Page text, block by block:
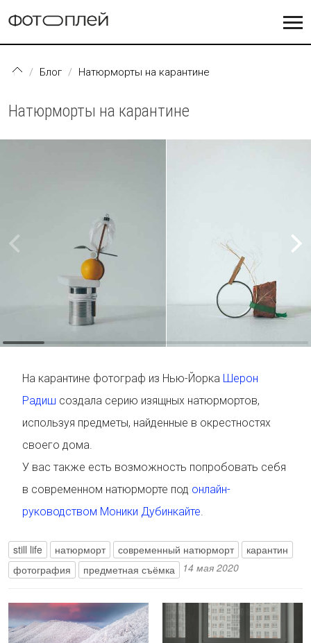
Блог Натюрморты на карантине
Натюрморты на карантине
На карантине фотограф из Нью-Йорка Шерон
Радиш создала серию изящных натюрмортов,
используя предметы, найденные в окрестностях
своего дома.
У вас также есть возможность попробовать себя
в современном натюрморте под онлайн-
руководством Моники Дубинкайте
still life натюрморт современный натюрморт
карантин
фотография
предметная съёмка 14 мая 2020